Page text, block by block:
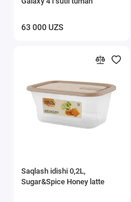
63 000 UZS
Saqlash idishi 0,2L,
Sugar&Spice Honey latte